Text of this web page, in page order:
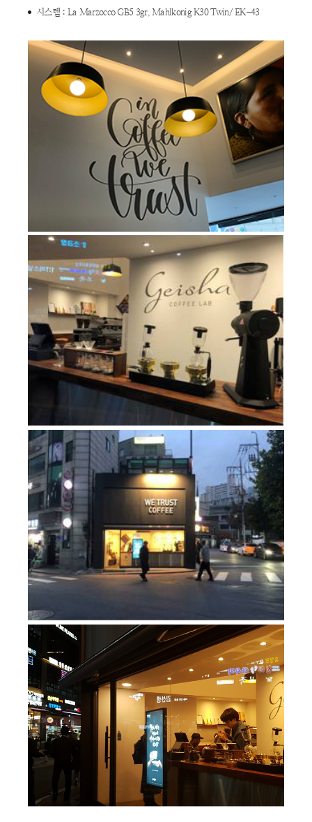
시스템 : La Marzocco GB5 3gr, Mahlkonig K30 Twin/ EK-43